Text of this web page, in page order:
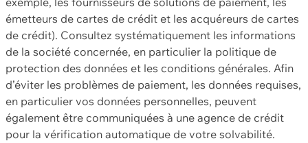
émetteurs de cartes de crédit et les acquéreurs de cartes
de crédit). Consultez systématiquement les informations
de la société concernée, en particulier la politique de
protection des données et les conditions générales. Afin
d’éviter les problèmes de paiement, les données requises,
en particulier vos données personnelles, peuvent
également être communiquées à une agence de crédit
pour la vérification automatique de votre solvabilité.